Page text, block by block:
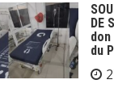
DE
du